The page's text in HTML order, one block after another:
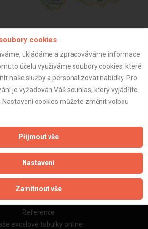
z portálu ARES dne 01.01.2024 06:30:09
Důležité informace
Naše firmy a řemeslníci
a ochrana osobních údajů
pro používání souborů cookie
podmínky (zprostředkování)
podmínky (rozpočtování)
Reference
excelové tabulky online
cookies
ukládáme a zpracováváme informace
účelu využíváme soubory cookies, které
naše služby a personalizovat nabídky. Pro
je vyžadován Váš souhlas, který vyjádříte
Nastavení cookies můžete změnit volbou
Přijmout vše
Nastavení
Zamítnout vše